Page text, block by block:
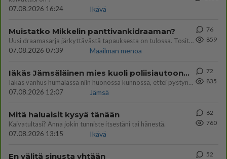
07.08.2026 16:24
Ikävä
Muistatko Mikkelin panttivankidraaman?
Uusi draamasarja järkyttävästä tapauksesta on tulossa. Tositapahtumiin perustuva sarja ammentaa vuoden 1986 Mikkelin pan
07.08.2026 07:39
Maailman menoa
76
859
Iäkäs Jämsäläinen mies kuoli poliisiautoon matkalla Jyväskylän putkaan
Iäkäs vanhus humalassa niin huonossa kunnossa, ettei pystynyt huolehtimaan itsestään niin ainoa apu sillä hetkellä oli
07.08.2026 12:07
Jämsä
72
835
Mitä haluaisit kysyä tänään
Kaivatultasi? Anna jokin tunniste itsestäni tai hänestä.
07.08.2026 13:15
Ikävä
62
760
En välitä sinusta yhtään
52